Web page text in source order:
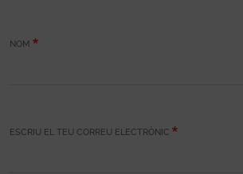
NOM
ESCRIU EL TEU CORREU ELECTRÒNIC